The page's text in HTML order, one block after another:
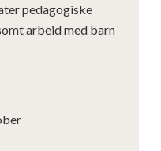
pedagogiske
arbeid med barn